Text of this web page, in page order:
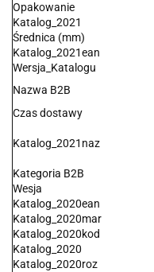
Opakowanie
Katalog_2021
Średnica (mm)
Katalog_2021ean
Wersja_Katalogu
Nazwa B2B
Czas dostawy
Katalog_2021naz
Kategoria B2B
Wesja
Katalog_2020ean
Katalog_2020mar
Katalog_2020kod
Katalog_2020
Katalog_2020roz